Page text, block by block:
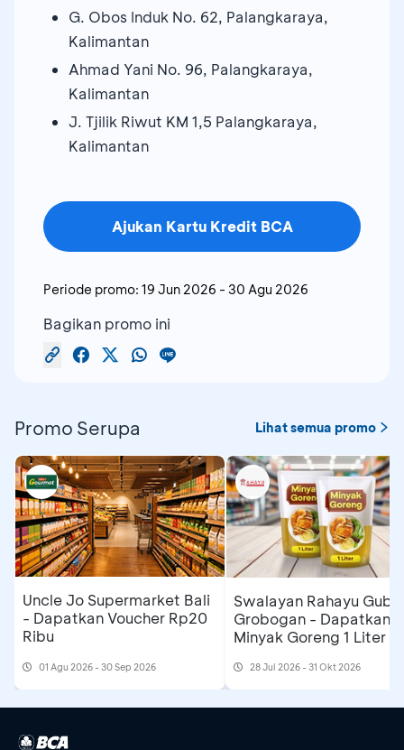
G. Obos Induk No. 62, Palangkaraya,
Kalimantan
Ahmad Yani No. 96, Palangkaraya,
Kalimantan
J. Tjilik Riwut KM 1,5 Palangkaraya,
Kalimantan
Ajukan Kartu Kredit BCA
Periode promo: 19 Jun 2026 - 30 Agu 2026
Bagikan promo ini
Promo Serupa Lihat semua promo
Uncle Jo Supermarket Bali
- Dapatkan Voucher Rp20
Ribu
01 Agu 2026 - 30 Sep 2026
Swalayan Rahayu
Grobogan - Dapatkan
Minyak Goreng 1 Liter
28 Jul 2026 - 31 Okt 2026